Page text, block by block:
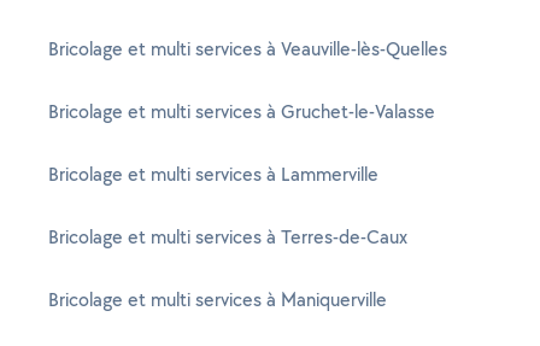
Bricolage et multi services à Veauville-lès-Quelles
Bricolage et multi services à Gruchet-le-Valasse
Bricolage et multi services à Lammerville
Bricolage et multi services à Terres-de-Caux
Bricolage et multi services à Maniquerville